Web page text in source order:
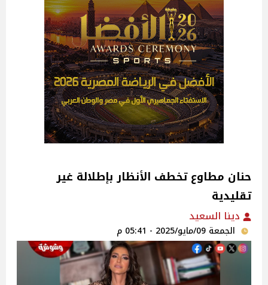
حنان مطاوع تخطف الأنظار بإطلالة غير
تقليدية
دينا السعيد
الجمعة 09/مايو/2025 - 05:41 م